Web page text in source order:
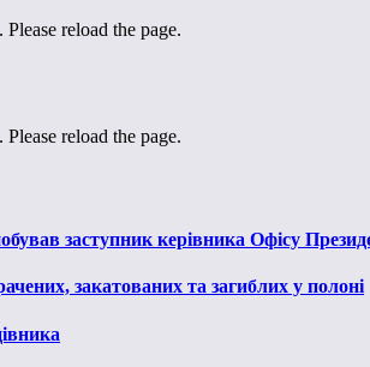
reload the page.
reload the page.
заступник керівника Офісу
закатованих та загиблих у полоні